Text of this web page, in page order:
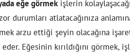
eğe görmekişlerin
durumları atlatacağınıza
arzu ettiği şeyin olacağına
Eğesinin kırıldığını görmek,